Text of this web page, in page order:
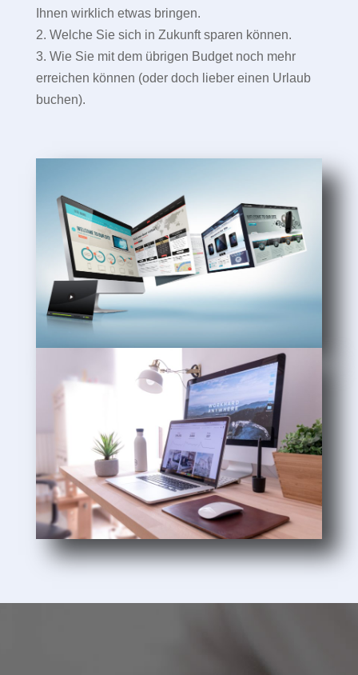
Ihnen wirklich etwas bringen.
2. Welche Sie sich in Zukunft sparen können.
3. Wie Sie mit dem übrigen Budget noch mehr
erreichen können (oder doch lieber einen Urlaub
buchen).